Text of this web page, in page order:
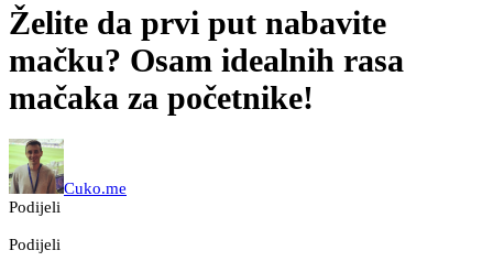
Želite da prvi put nabavite
mačku? Osam idealnih rasa
mačaka za početnike!
Cuko.me
Podijeli
Podijeli